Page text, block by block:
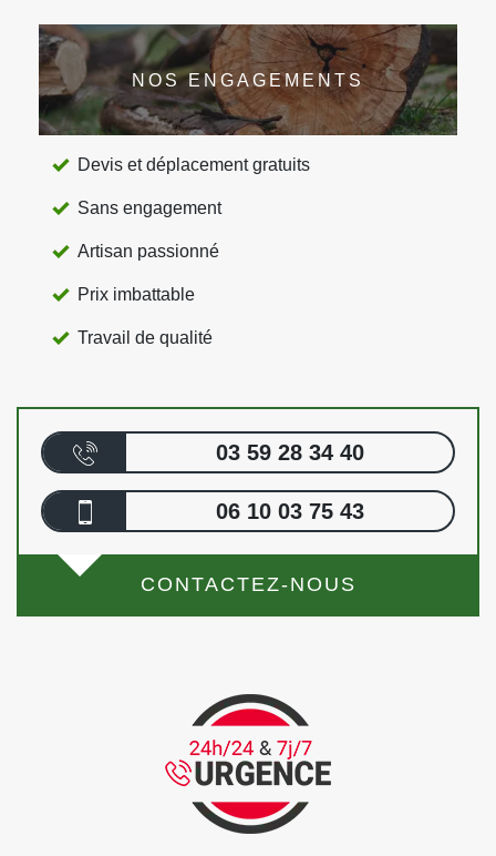
NOS ENGAGEMENTS
Devis et déplacement gratuits
Sans engagement
Artisan passionné
Prix imbattable
Travail de qualité
03 59 28 34 40
06 10 03 75 43
CONTACTEZ-NOUS